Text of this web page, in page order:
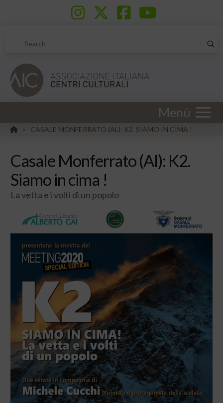
Search
Menù
HOME
> CASALE MONFERRATO (AL): K2. SIAMO IN CIMA !
Casale Monferrato (Al): K2.
Siamo in cima !
La vetta e i volti di un popolo